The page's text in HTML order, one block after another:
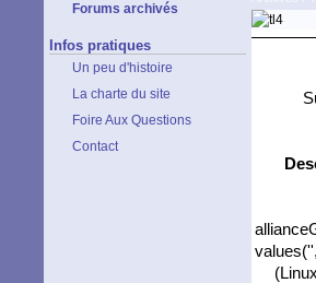
Forums archivés
Infos pratiques
Un peu d'histoire
La charte du site
Foire Aux Questions
Contact